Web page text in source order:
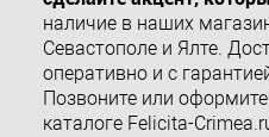
наличие в наших
Севастополе и Ялте.
оперативно и с
Позвоните или
каталоге Felicita-